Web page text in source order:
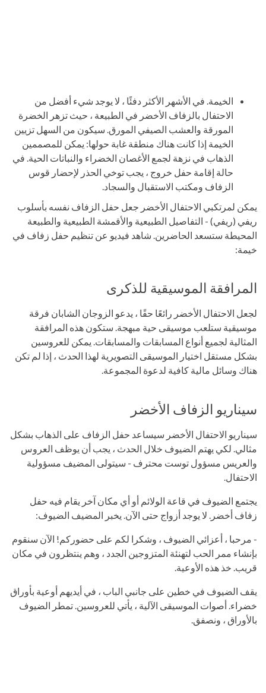
الخيمة. في الأشهر الأكثر دفئًا ، لا يوجد شيء أفضل من
الاحتفال بالزفاف الأخضر في الطبيعة ، حيث تزهر الخضرة
المورقة والعشب الصيفي المورق. سيكون من السهل تزيين
الخيمة إذا كانت هناك منطقة غابة حولها: يمكن للمصممين
الذهاب في نزهة لجمع الأغصان الخضراء والنباتات الحية. في
حالة إقامة حفل خروج ، يجب توخي الحذر لإحضار قوس
الزفاف ومكتب الاستقبال والسجاد.
يمكن لمرتكبي الاحتفال الأخضر جعل حفل الزفاف نفسه بأسلوب
ريفي (ريفي) - التفاصيل الطبيعية والأقمشة الطبيعية والطبيعة
المحيطة ستسعد الحاضرين. شاهد فيديو عن تنظيم حفل زفاف في
خيمة:
المرافقة الموسيقية للذكرى
لجعل الاحتفال الأخضر رائعًا حقًا ، يدعو الزوجان الشابان فرقة
موسيقية ستلعب موسيقى حية مبهجة. ستكون هذه المرافقة
المثالية لجميع أنواع المسابقات والمسابقات. يمكن للعروسين
بشكل مستقل اختيار الموسيقى التصويرية لهذا الحدث ، إذا لم تكن
هناك وسائل مالية كافية لدعوة المجموعة.
سيناريو الزفاف الأخضر
سيناريو الاحتفال الأخضر سيساعد حفل الزفاف على الذهاب بشكل
مثالي. لكي يهتم الضيوف خلال الحدث ، يجب أن يوظف العروس
والعريس مسؤول توست محترف - سيتولى المضيف مسؤولية
الاحتفال.
يجتمع الضيوف في قاعة الولائم أو أي مكان آخر يقام فيه حفل
زفاف أخضر. لا يوجد أزواج حتى الآن. يخبر المضيف الضيوف:
- مرحبا ، أعزائي الضيوف ، وشكرا لكم على حضوركم! الآن سنقوم
بإنشاء ممر الحب لتهنئة المتزوجين الجدد ، وهم ينتظرون في مكان
قريب. خذ هذه الأوعية.
يقف الضيوف في خطين على جانبي الباب ، في أيديهم أوعية بأوراق
خضراء. أصوات الموسيقى الآلية ، يأتي للعروسين. تمطر الضيوف
بالأوراق ، ونصفق.